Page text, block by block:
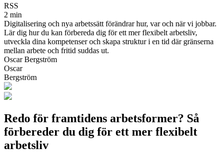
RSS
2 min
Digitalisering och nya arbetssätt förändrar hur, var och när vi jobbar.
Lär dig hur du kan förbereda dig för ett mer flexibelt arbetsliv,
utveckla dina kompetenser och skapa struktur i en tid där gränserna
mellan arbete och fritid suddas ut.
Oscar Bergström
Oscar
Bergström
Redo för framtidens arbetsformer? Så
förbereder du dig för ett mer flexibelt
arbetsliv